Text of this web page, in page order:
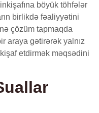
böyük töhfələr
birlikdə fəaliyyətini
çözüm tapmaqda
araya gətirərək yalnız
etdirmək məqsədini